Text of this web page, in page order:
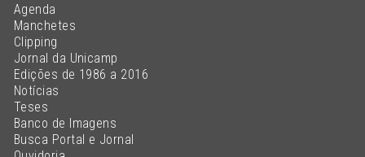
Agenda
Manchetes
Clipping
Jornal da Unicamp
Edições de 1986 a 2016
Notícias
Teses
Banco de Imagens
Busca Portal e Jornal